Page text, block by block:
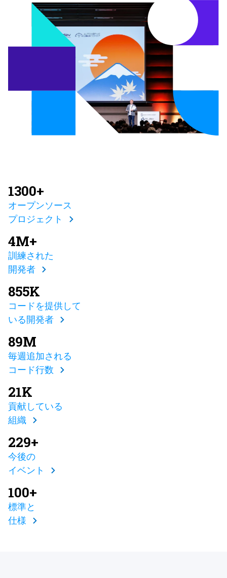
1300+
オープンソース
プロジェクト
4M+
訓練された
開発者
855K
コードを提供して
いる開発者
89M
毎週追加される
コード行数
21K
貢献している
組織
229+
今後の
イベント
100+
標準と
仕様